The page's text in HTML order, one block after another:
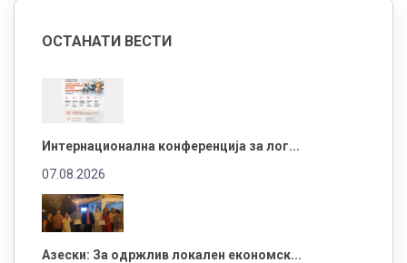
ОСТАНАТИ ВЕСТИ
Интернационална конференција за лог...
07.08.2026
Азески: За одржлив локален економск...